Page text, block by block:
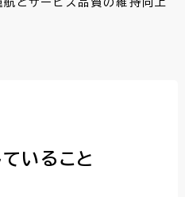
航とサービス品質の維持向上
いること